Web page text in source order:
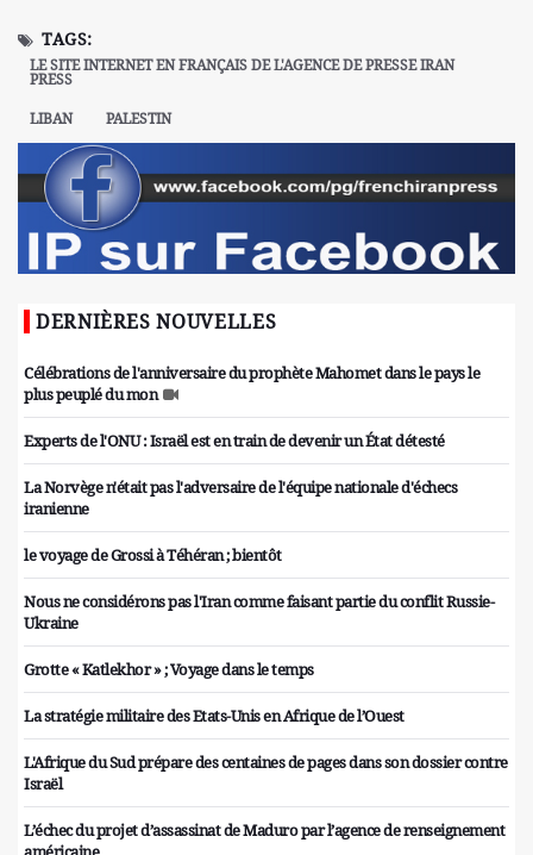
TAGS:
LE SITE INTERNET EN FRANÇAIS DE L'AGENCE DE PRESSE IRAN
PRESS
LIBAN
PALESTIN
DERNIÈRES NOUVELLES
Célébrations de l'anniversaire du prophète Mahomet dans le pays le
plus peuplé du mon
Experts de l'ONU : Israël est en train de devenir un État détesté
La Norvège n'était pas l'adversaire de l'équipe nationale d'échecs
iranienne
le voyage de Grossi à Téhéran ; bientôt
Nous ne considérons pas l'Iran comme faisant partie du conflit Russie-
Ukraine
Grotte « Katlekhor » ; Voyage dans le temps
La stratégie militaire des Etats-Unis en Afrique de l’Ouest
L'Afrique du Sud prépare des centaines de pages dans son dossier contre
Israël
L’échec du projet d’assassinat de Maduro par l’agence de renseignement